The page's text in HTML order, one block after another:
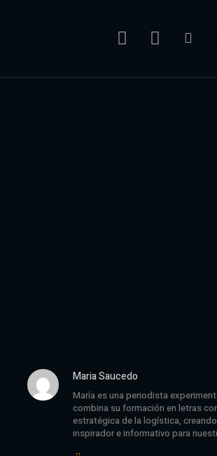
Maria Saucedo
María es una periodista
combina su formación en letras
estratégica de la logística,
inspirador e informativo para